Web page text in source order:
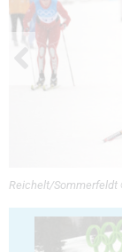
Reichelt/Sommerfeldt